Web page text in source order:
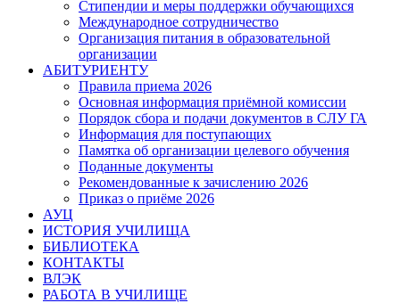
Стипендии и меры поддержки обучающихся
Международное сотрудничество
Организация питания в образовательной
организации
АБИТУРИЕНТУ
Правила приема 2026
Основная информация приёмной комиссии
Порядок сбора и подачи документов в СЛУ ГА
Информация для поступающих
Памятка об организации целевого обучения
Поданные документы
Рекомендованные к зачислению 2026
Приказ о приёме 2026
АУЦ
ИСТОРИЯ УЧИЛИЩА
БИБЛИОТЕКА
КОНТАКТЫ
ВЛЭК
РАБОТА В УЧИЛИЩЕ